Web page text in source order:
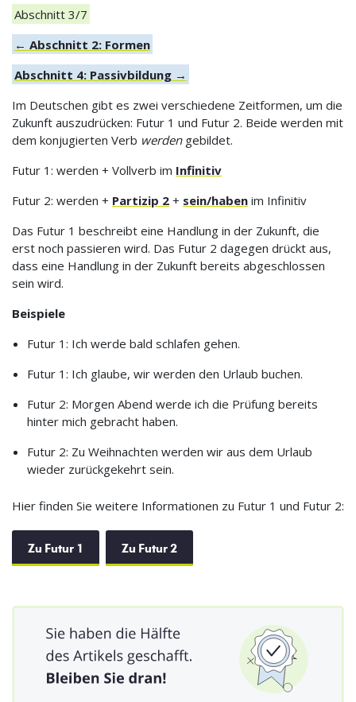
Abschnitt 3/7
← Abschnitt 2: Formen
Abschnitt 4: Passivbildung →
Im Deutschen gibt es zwei verschiedene Zeitformen, um die
Zukunft auszudrücken: Futur 1 und Futur 2. Beide werden mit
dem konjugierten Verb werdengebildet.
Futur 1: werden + Vollverb im Infinitiv
Futur 2: werden + Partizip 2 + sein/haben im Infinitiv
Das Futur 1 beschreibt eine Handlung in der Zukunft, die
erst noch passieren wird. Das Futur 2 dagegen drückt aus,
dass eine Handlung in der Zukunft bereits abgeschlossen
sein wird.
Beispiele
Futur 1: Ich werde bald schlafen gehen.
Futur 1: Ich glaube, wir werden den Urlaub buchen.
Futur 2: Morgen Abend werde ich die Prüfung bereits
hinter mich gebracht haben.
Futur 2: Zu Weihnachten werden wir aus dem Urlaub
wieder zurückgekehrt sein.
Hier finden Sie weitere Informationen zu Futur 1 und Futur 2:
Zu Futur 1 Zu Futur 2